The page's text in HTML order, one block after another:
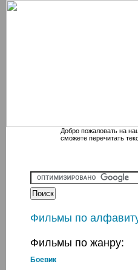
Добро пожаловать на
сможете перечитать
Фильмы по
Фильмы по жанру:
Боевик